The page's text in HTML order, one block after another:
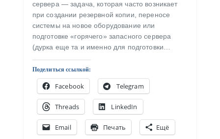
сервера — задача, которая часто возникает
при создании резервной копии, переносе
системы на новое оборудование или
подготовке «горячего» запасного сервера
(дурка еще та и именно для подготовки…
Поделиться ссылкой:
Facebook Telegram
Threads LinkedIn
Email Печать Ещё